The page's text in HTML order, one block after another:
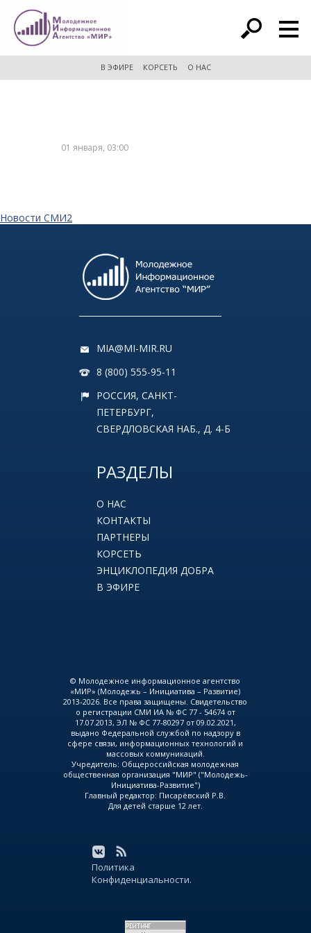
расширенный поиск
В ЭФИРЕ КОРСЕТЬ О НАС
01 января, 03:00
Новости СМИ2
MIA@MI-MIR.RU
8 (800) 555-95-11
РОССИЯ, САНКТ-
ПЕТЕРБУРГ,
СВЕРДЛОВСКАЯ НАБ., Д. 4-Б
РАЗДЕЛЫ
О НАС
КОНТАКТЫ
ПАРТНЕРЫ
КОРСЕТЬ
ЭНЦИКЛОПЕДИЯ ДОБРА
В ЭФИРЕ
© Молодежное информационное агентство
«МИР» (Молодежь – Инициатива – Развитие)
2013-2026. Все права защищены. Свидетельство
о регистрации СМИ ИА № ФС 77 - 54674 от
17.07.2013, ЭЛ № ФС 77-80297 от 09.02.2021,
выдано Федеральной службой по надзору в
сфере связи, информационных технологий и
массовых коммуникаций.
Учредитель: Общероссийская молодежная
общественная организация "МИР" ("Молодежь-
Инициатива-Развитие")
Главный редактор: Писарёвский Р.В.
Для детей старше 12 лет.
Политика
Конфиденциальности.